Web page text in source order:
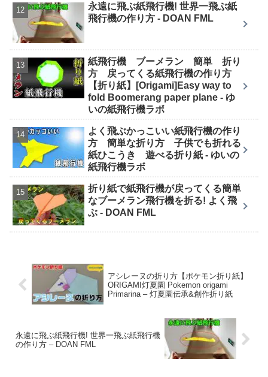
永遠に飛ぶ紙飛行機! 世界一飛ぶ紙
飛行機の作り方 - DOAN FML
紙飛行機 ブーメラン 簡単 折り
方 戻ってくる紙飛行機の作り方
【折り紙】[Origami]Easy way to
fold Boomerang paper plane - ゆ
いの紙飛行機ラボ
よく飛ぶかっこいい紙飛行機の作り
方 簡単な折り方 子供でも折れる
紙ひこうき 遊べる折り紙 - ゆいの
紙飛行機ラボ
折り紙で紙飛行機が戻ってくる簡単
なブーメラン飛行機を折る! よく飛
ぶ - DOAN FML
アシレーヌの折り方【ポケモン折り紙】
ORIGAMI灯夏園 Pokemon origami
Primarina – 灯夏園伝承&創作折り紙
永遠に飛ぶ紙飛行機! 世界一飛ぶ紙飛行機
の作り方 – DOAN FML